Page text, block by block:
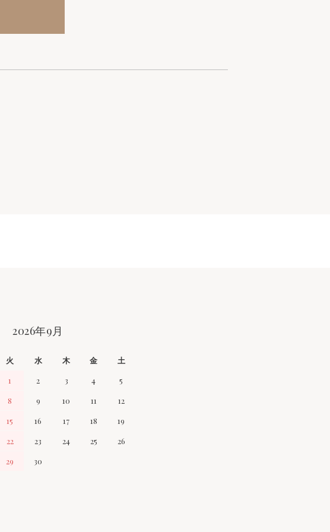
2026年9月
火 水 木 金
土
1
2 3 4
5
8 9 10 11
12
15 16 17 18
19
22 23 24 25
26
29 30